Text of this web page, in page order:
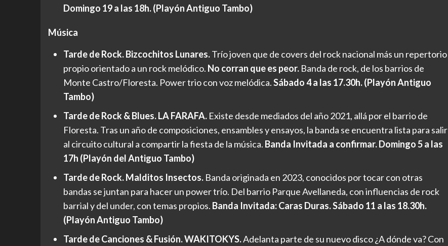
Domingo 19 a las 18h. (Playón Antiguo Tambo)
Música
Tarde de Rock. Bizcochitos Lunares.Trío joven que de covers del rock nacional más un repertorio
propio orientado a un rock melódico. No corran que es peor. Banda de rock, de los barrios de
Monte Castro/Floresta. Power trio con voz melódica.Sábado 4 a las 17.30h. (Playón Antiguo
Tambo)
Tarde de Rock & Blues. LA FARAFA. Existe desde mediados del año 2021, allá por el barrio de
Floresta. Tras un año de composiciones, ensambles y ensayos, la banda se encuentra lista para salir
al circuito cultural a compartir la fiesta de la música. Banda Invitada a confirmar. Domingo 5 a las
17h (Playón del Antiguo Tambo)
Tarde de Rock. Malditos Insectos. Banda originada en 2023, conocidos por tocar con otras
bandas se juntan para hacer un power trío. Del barrio Parque Avellaneda, con influencias de rock
barrial y del under, con temas propios. Banda Invitada: Caras Duras. Sábado 11 a las 18.30h.
(Playón Antiguo Tambo)
Tarde de Canciones & Fusión. WAKITOKYS.Adelanta parte de su nuevo disco ¿A dónde va? Con